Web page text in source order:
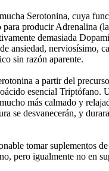
Serotonina, cuya
para producir Adrenalina
demasiada
ansiedad, nerviosísimo,
sin razón aparente.
a partir del
esencial Triptófano.
más calmado y
se desvanecerán, y
tomar suplementos
pero igualmente no en